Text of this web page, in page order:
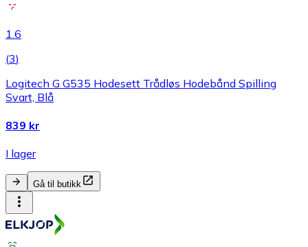
1.6
(3)
Logitech G G535 Hodesett Trådløs Hodebånd Spilling
Svart, Blå
839 kr
I lager
Gå til butikk